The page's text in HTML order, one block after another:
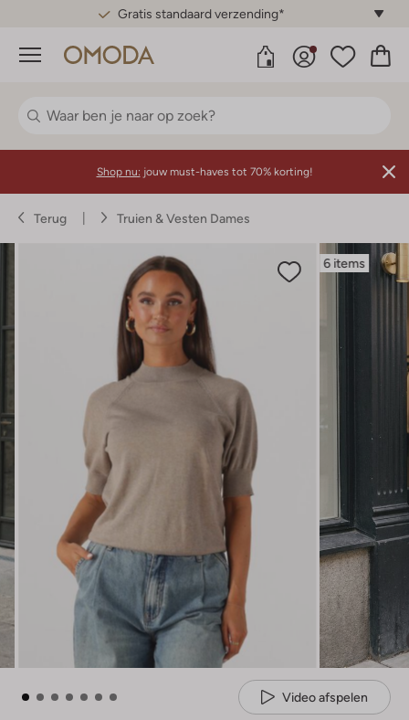
Gratis standaard verzending*
Menu
Shop nu: jouw must-haves tot 70% korting!
Terug Truien & Vesten Dames
6 items
Video afspelen